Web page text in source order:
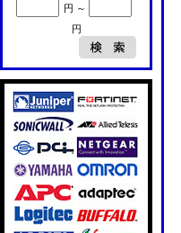
円 ～
円